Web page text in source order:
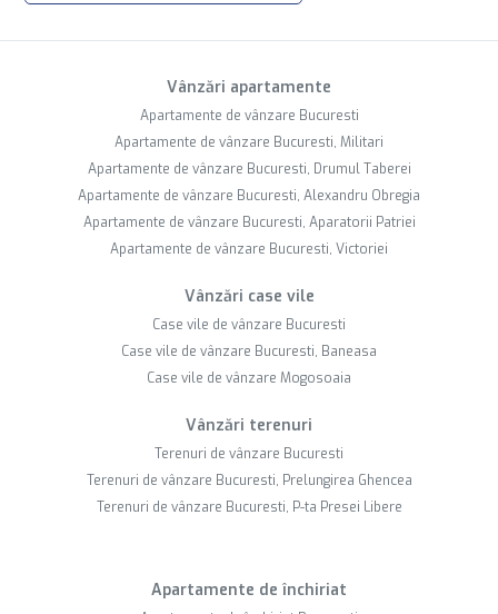
Vânzări apartamente
Apartamente de vânzare Bucuresti
Apartamente de vânzare Bucuresti, Militari
Apartamente de vânzare Bucuresti, Drumul Taberei
Apartamente de vânzare Bucuresti, Alexandru Obregia
Apartamente de vânzare Bucuresti, Aparatorii Patriei
Apartamente de vânzare Bucuresti, Victoriei
Vânzări case vile
Case vile de vânzare Bucuresti
Case vile de vânzare Bucuresti, Baneasa
Case vile de vânzare Mogosoaia
Vânzări terenuri
Terenuri de vânzare Bucuresti
Terenuri de vânzare Bucuresti, Prelungirea Ghencea
Terenuri de vânzare Bucuresti, P-ta Presei Libere
Apartamente de închiriat